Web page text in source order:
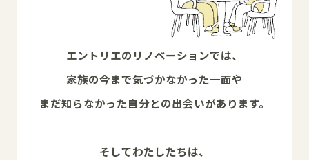
エントリエのリノベーションでは、
家族の今まで気づかなかった一面や
まだ知らなかった自分との出会いがあります。
そしてわたしたちは、